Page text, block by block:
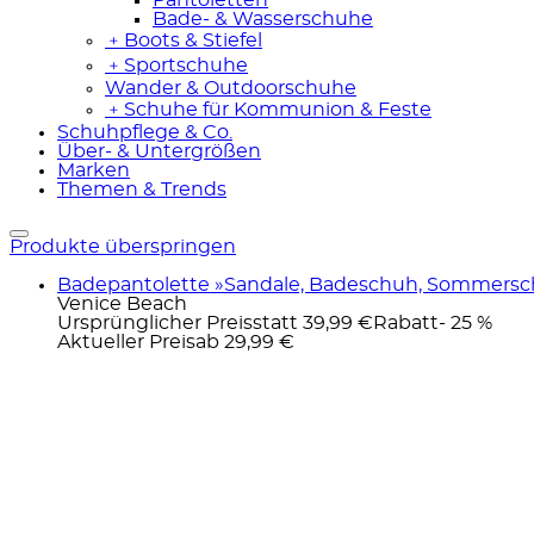
Bade- & Wasserschuhe
﹢ Boots & Stiefel
﹢ Sportschuhe
Wander & Outdoorschuhe
﹢ Schuhe für Kommunion & Feste
Schuhpflege & Co.
Über- & Untergrößen
Marken
Themen & Trends
Produkte überspringen
Badepantolette »Sandale, Badeschuh,
Venice Beach
Ursprünglicher Preisstatt 39,99 € Rabatt- 25 %
Aktueller Preisab 29,99 €